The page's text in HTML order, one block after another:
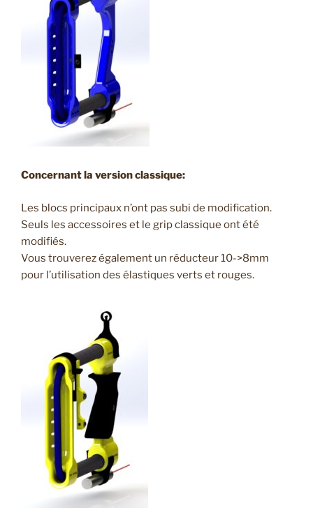
Concernant la version classique:
Les blocs principaux n’ont pas subi de modification.
Seuls les accessoires et le grip classique ont été
modifiés.
Vous trouverez également un réducteur 10->8mm
pour l’utilisation des élastiques verts et rouges.